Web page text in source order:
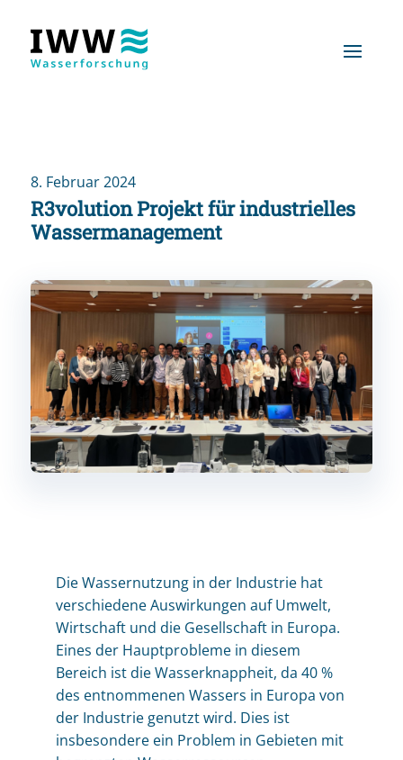
8. Februar 2024
R3volution Projekt für industrielles
Wassermanagement
Die Wassernutzung in der Industrie hat
verschiedene Auswirkungen auf Umwelt,
Wirtschaft und die Gesellschaft in Europa.
Eines der Hauptprobleme in diesem
Bereich ist die Wasserknappheit, da 40 %
des entnommenen Wassers in Europa von
der Industrie genutzt wird. Dies ist
insbesondere ein Problem in Gebieten mit